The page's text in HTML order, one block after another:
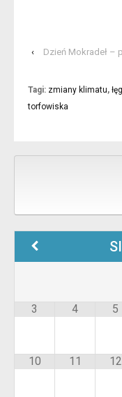
‹
Dzień Mokradeł –
Tagi: zmiany klimatu,
torfowiska
3 4 5
10 11 12